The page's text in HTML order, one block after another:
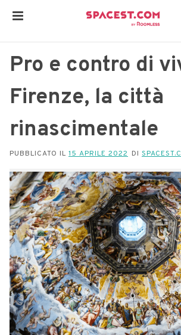
Pro e contro di
Firenze, la città
rinascimentale
PUBBLICATO IL 15 APRILE 2022 DI